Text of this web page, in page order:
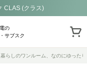
CLAS (クラス)
の
サブスク
らしのワンルーム、なのにゆった